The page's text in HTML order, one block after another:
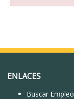
ENLACES
Buscar Empleo